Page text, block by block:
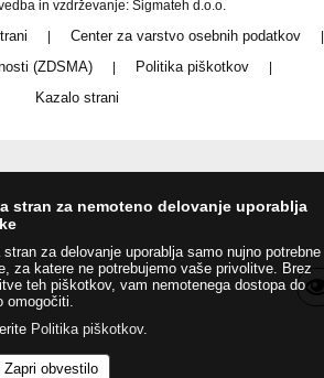
in vzdrževanje: Sigmateh d.o.o.
Center za varstvo osebnih podatkov
(ZDSMA) Politika piškotkov
Kazalo strani
stran za nemoteno delovanje uporablja
stran za delovanje uporablja samo nujno potrebne
za katere ne potrebujemo vaše privolitve. Brez
teh piškotkov, vam nemotenega dostopa do
omogočiti.
Politika piškotkov.
Zapri obvestilo